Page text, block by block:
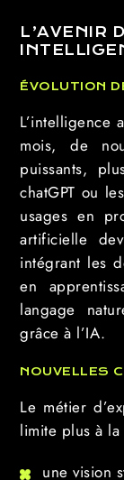
L’AVENIR
ÉVOLUTION
L’intelligence
mois, de
puissants,
chatGPT ou
usages en
artificielle
intégrant les
en
langage
grâce à l’IA.
NOUVELLES
Le métier
limite plus à
une vision